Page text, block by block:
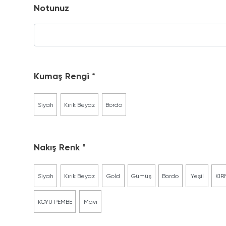
Notunuz
Kumaş Rengi
Siyah Kırık Beyaz Bordo
Nakış Renk
Siyah Kırık Beyaz Gold Gümüş Bordo Yeşil
KOYU PEMBE Mavi